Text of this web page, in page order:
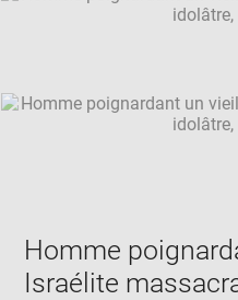
Homme
Israélite